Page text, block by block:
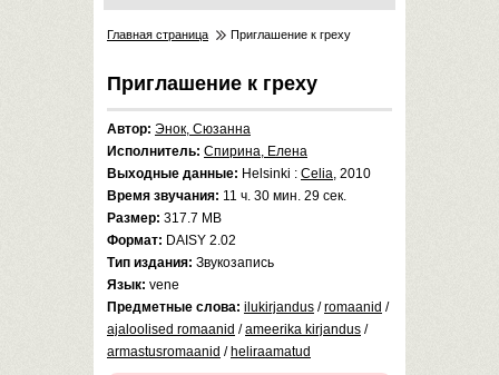
Главная страница Приглашение к греху
Приглашение к греху
Автор: Энок, Сюзанна
Исполнитель: Спирина, Елена
Выходные данные: Helsinki : Celia, 2010
Время звучания: 11 ч. 30 мин. 29 сек.
Размер: 317.7 MB
Формат: DAISY 2.02
Тип издания: Звукозапись
Язык: vene
Предметные слова: ilukirjandus /romaanid /
ajaloolised romaanid /ameerika kirjandus /
armastusromaanid / heliraamatud